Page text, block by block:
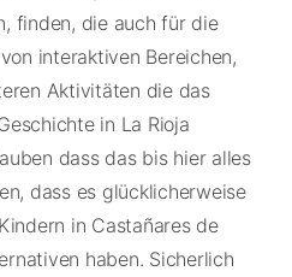
finden, die auch für die
interaktiven Bereichen,
Aktivitäten die das
in La Rioja
dass das bis hier alles
dass es glücklicherweise
in Castañares de
haben. Sicherlich